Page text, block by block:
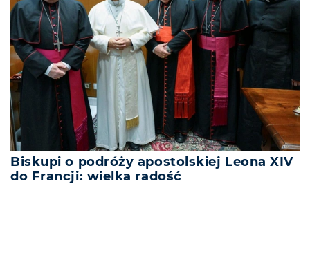
Biskupi o podróży apostolskiej Leona XIV
do Francji: wielka radość